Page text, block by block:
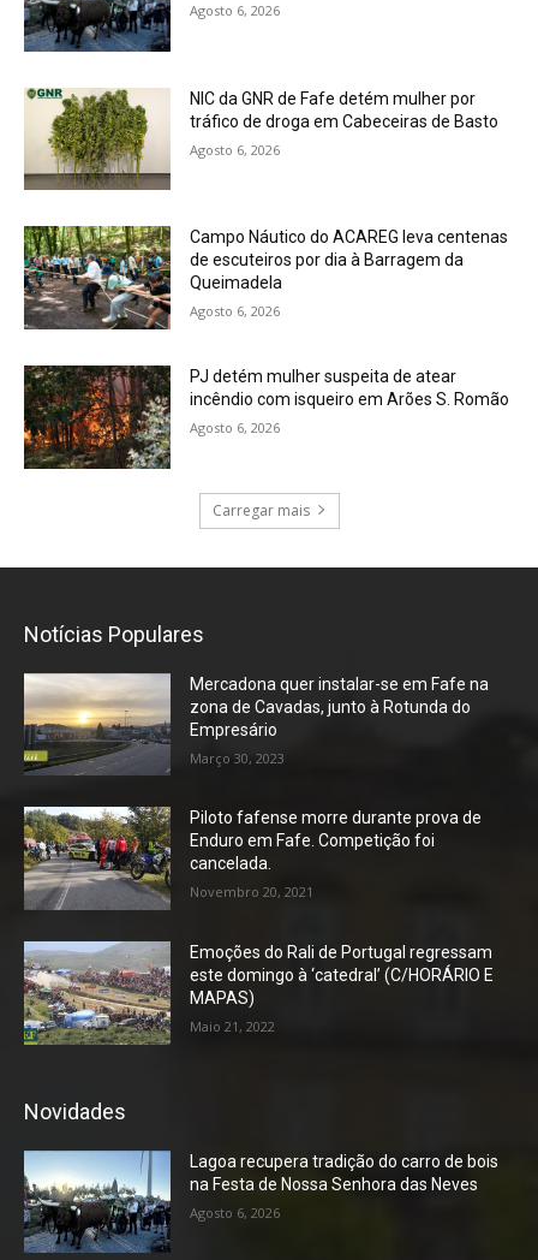
Agosto 6, 2026
NIC da GNR de Fafe detém mulher por
tráfico de droga em Cabeceiras de Basto
Agosto 6, 2026
Campo Náutico do ACAREG leva centenas
de escuteiros por dia à Barragem da
Queimadela
Agosto 6, 2026
PJ detém mulher suspeita de atear
incêndio com isqueiro em Arões S. Romão
Agosto 6, 2026
Carregar mais
Notícias Populares
Mercadona quer instalar-se em Fafe na
zona de Cavadas, junto à Rotunda do
Empresário
Março 30, 2023
Piloto fafense morre durante prova de
Enduro em Fafe. Competição foi
cancelada.
Novembro 20, 2021
Emoções do Rali de Portugal regressam
este domingo à ‘catedral’ (C/HORÁRIO E
MAPAS)
Maio 21, 2022
Novidades
Lagoa recupera tradição do carro de bois
na Festa de Nossa Senhora das Neves
Agosto 6, 2026